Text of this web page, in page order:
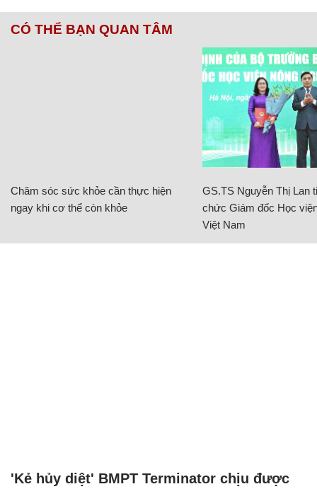
CÓ THỂ BẠN QUAN TÂM
Chăm sóc sức khỏe cần thực hiện
ngay khi cơ thể còn khỏe
GS.TS Nguyễn Thị Lan
chức Giám đốc Học
Việt Nam
'Kẻ hủy diệt' BMPT Terminator chịu được